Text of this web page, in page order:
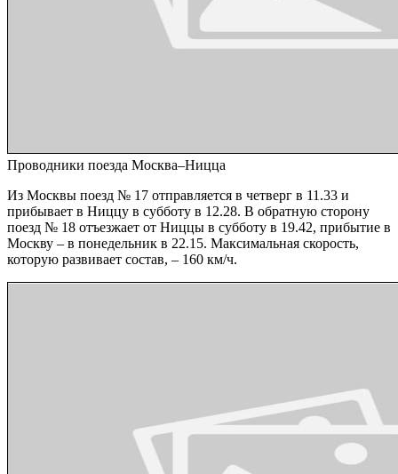
Проводники поезда Москва–Ницца
Из Москвы поезд № 17 отправляется в четверг в 11.33 и
прибывает в Ниццу в субботу в 12.28. В обратную сторону
поезд № 18 отъезжает от Ниццы в субботу в 19.42, прибытие в
Москву – в понедельник в 22.15. Максимальная скорость,
которую развивает состав, – 160 км/ч.